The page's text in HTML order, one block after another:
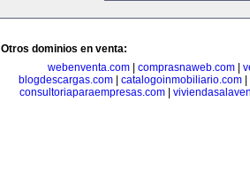
Otros dominios en venta:
webenventa.com
comprasnaweb.com
blogdescargas.com| catalogoinmobiliario.com|
consultoriaparaempresas.com|